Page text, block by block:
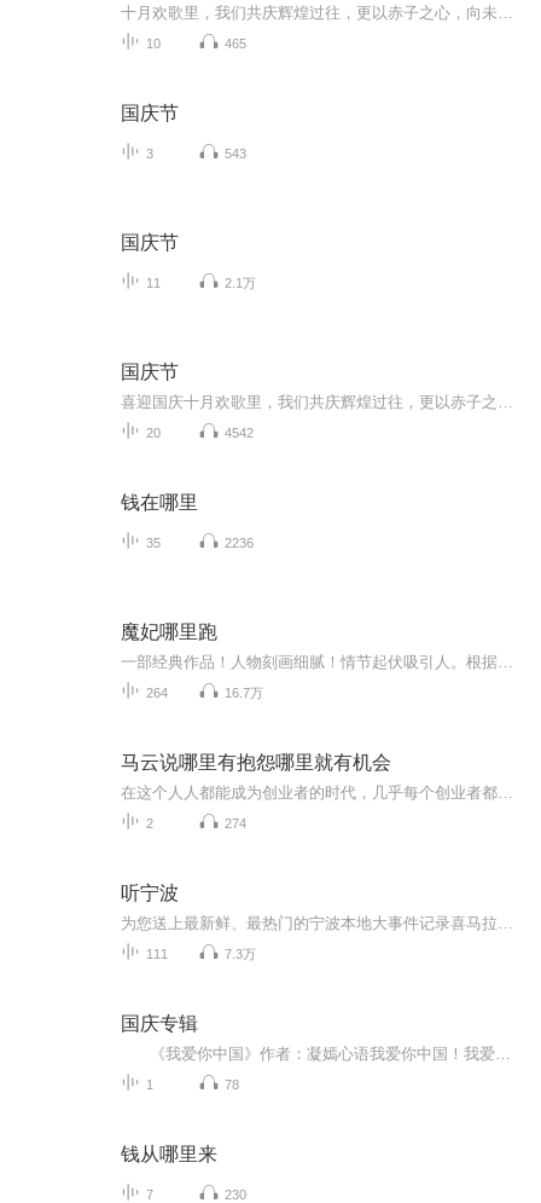
10 465
国庆节
3 543
国庆节
11 2.1万
国庆节
20 4542
钱在哪里
35 2236
魔妃哪里跑
264 16.7万
马云说哪里有抱怨哪里就有机会
2 274
听宁波
111 7.3万
国庆专辑
1 78
钱从哪里来
7 230